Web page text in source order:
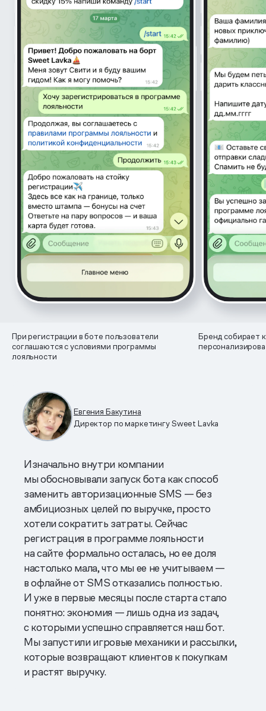
При регистрации в боте пользователи
соглашаются с условиями программы
лояльности
Бренд собирает
Евгения Бакутина
Директор по маркетингу Sweet Lavka
Изначально внутри компании
мы обосновывали запуск бота как способ
заменить авторизационные SMS — без
амбициозных целей по выручке, просто
хотели сократить затраты. Сейчас
регистрация в программе лояльности
на сайте формально осталась, но ее доля
настолько мала, что мы ее не учитываем —
в офлайне от SMS отказались полностью.
И уже в первые месяцы после старта стало
понятно: экономия — лишь одна из задач,
с которыми успешно справляется наш бот.
Мы запустили игровые механики и рассылки,
которые возвращают клиентов к покупкам
и растят выручку.